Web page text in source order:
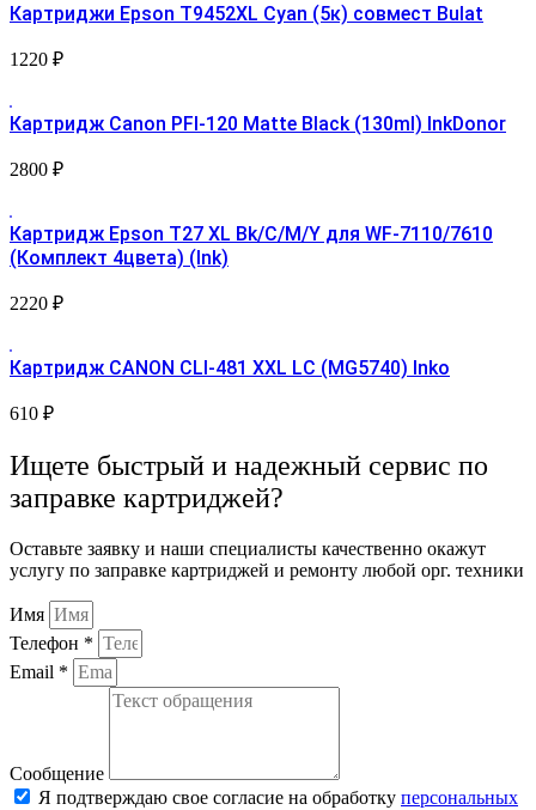
Картриджи Epson T9452XL Cyan (5к) совмест Bulat
1220 ₽
Картридж Canon PFI-120 Matte Black (130ml) InkDonor
2800 ₽
Картридж Epson T27 XL Bk/C/M/Y для WF-7110/7610
(Комплект 4цвета) (Ink)
2220 ₽
Картридж CANON CLI-481 XXL LC (MG5740) Inko
610 ₽
Ищете быстрый и надежный сервис по
заправке картриджей?
Оставьте заявку и наши специалисты качественно окажут
услугу по заправке картриджей и ремонту любой орг. техники
Имя
Телефон *
Email *
Сообщение
Я подтверждаю свое согласие на обработку персональных